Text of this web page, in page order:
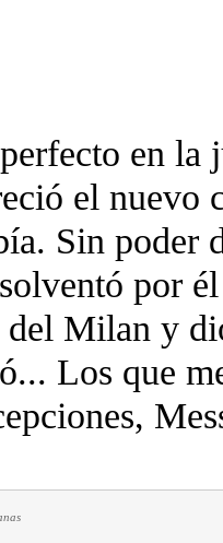
en la
el nuevo
Sin poder
por
del Milan y
Los que